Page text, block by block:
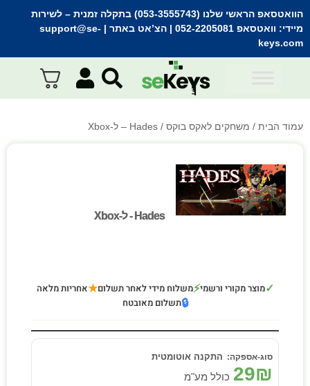
הוואטסאפ הראשי שלנו (053-3555743) בתקלה זמנית
– לשירות
מיידי: וואטסאפ 052-2205081 | הצ’אט באתר | support@se-
keys.com
עמוד הבית / משחקים לאקס בוקס / Hades – ל-Xbox
Hades - ל-Xbox
Hades - ל-Xbox
✓מוצר מקורי ורשמי⚡משלוח מידי לאחר תשלום★אחריות מלאה
🔒תשלום מאובטח
התקנה אוטומטית
29₪ כולל מע"מ